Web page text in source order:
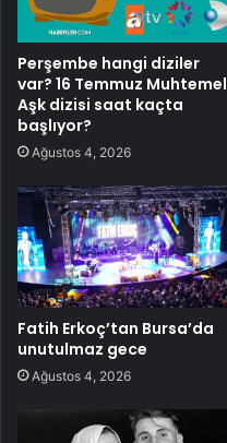
Perşembe hangi diziler
var? 16 Temmuz Muhtemel
Aşk dizisi saat kaçta
başlıyor?
Ağustos 4, 2026
Fatih Erkoç’tan Bursa’da
unutulmaz gece
Ağustos 4, 2026